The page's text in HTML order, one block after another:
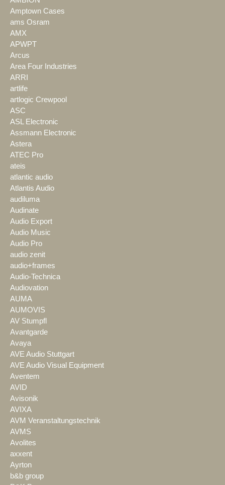
Amptown Cases
ams Osram
AMX
APWPT
Arcus
Area Four Industries
ARRI
artlife
artlogic Crewpool
ASC
ASL Electronic
Assmann Electronic
Astera
ATEC Pro
ateis
atlantic audio
Atlantis Audio
audiluma
Audinate
Audio Export
Audio Music
Audio Pro
audio zenit
audio+frames
Audio-Technica
Audiovation
AUMA
AUMOVIS
AV Stumpfl
Avantgarde
Avaya
AVE Audio Stuttgart
AVE Audio Visual Equipment
Aventem
AVID
Avisonik
AVIXA
AVM Veranstaltungstechnik
AVMS
Avolites
axxent
Ayrton
b&b group